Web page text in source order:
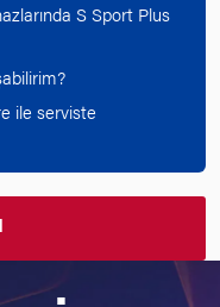
S Sport Plus
ile serviste